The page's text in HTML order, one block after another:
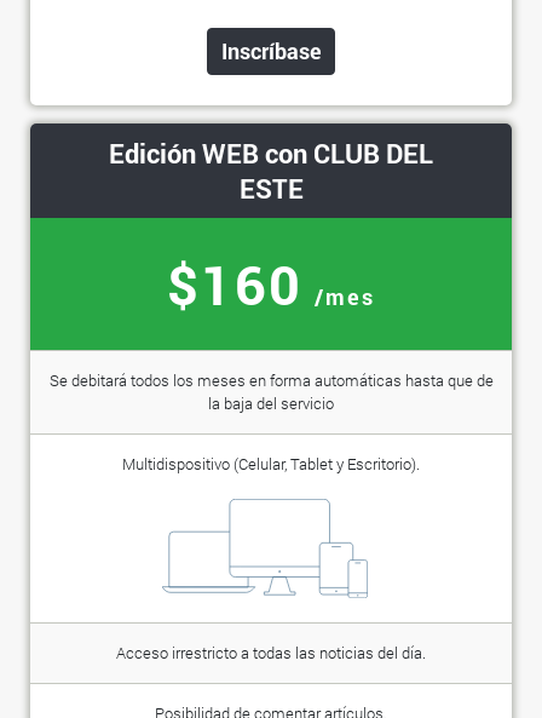
Inscríbase
Edición WEB con CLUB DEL
ESTE
$160 /mes
Se debitará todos los meses en forma automáticas hasta que de
la baja del servicio
Multidispositivo (Celular, Tablet y Escritorio).
Acceso irrestricto a todas las noticias del día.
Posibilidad de comentar artículos.